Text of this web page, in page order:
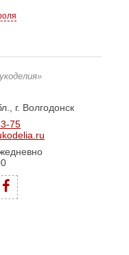
г. Волгодонск
75